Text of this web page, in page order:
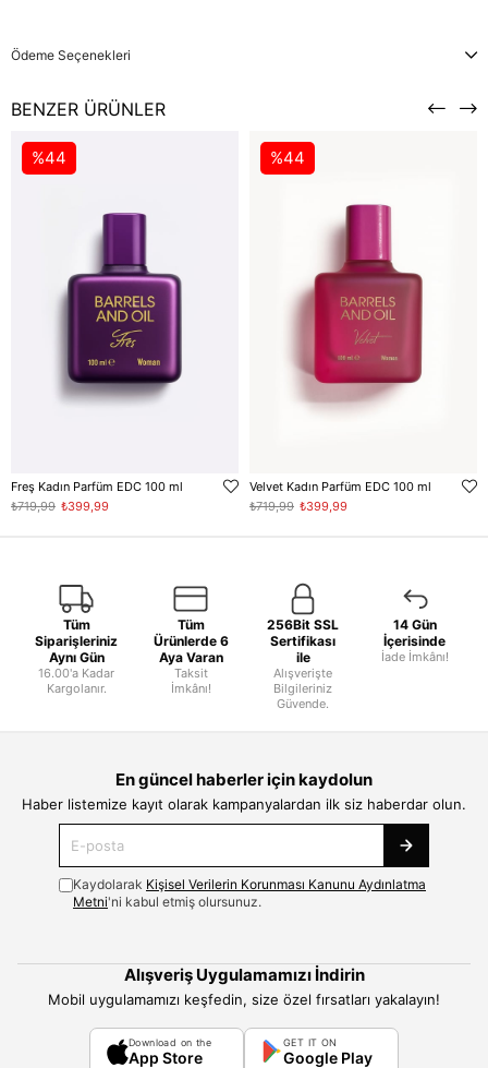
Ödeme Seçenekleri
BENZER ÜRÜNLER
Freş Kadın Parfüm EDC 100 ml
₺399,99
₺719,99
%44
Velvet Kadın Parfüm EDC 100 ml
₺399,99
₺719,99
%44
Tüm
Siparişleriniz
Aynı Gün
16.00'a Kadar
Kargolanır.
Tüm
Ürünlerde 6
Aya Varan
Taksit
İmkânı!
256Bit SSL
Sertifikası
ile
Alışverişte
Bilgileriniz
Güvende.
14 Gün
İçerisinde
İade İmkânı!
En güncel haberler için kaydolun
Haber listemize kayıt olarak kampanyalardan ilk siz haberdar olun.
Kaydolarak Kişisel Verilerin Korunması Kanunu Aydınlatma
Metni'ni kabul etmiş olursunuz.
Alışveriş Uygulamamızı İndirin
Mobil uygulamamızı keşfedin, size özel fırsatları yakalayın!
Download on the
App Store
GET IT ON
Google Play